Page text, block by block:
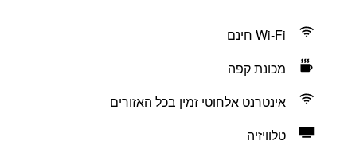
Wi-Fi חינם
מכונת קפה
אינטרנט אלחוטי זמין בכל האזורים
טלוויזיה